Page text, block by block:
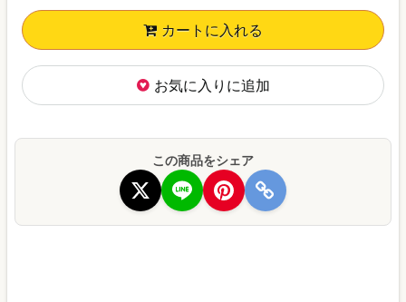
カートに入れる
お気に入りに追加
この商品をシェア